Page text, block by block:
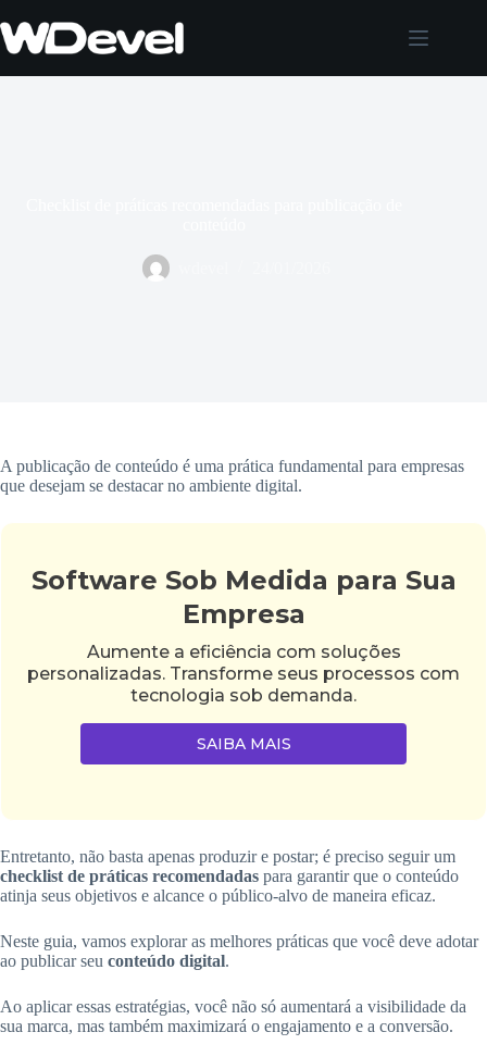
para
o
A publicação de conteúdo é uma prática fundamental para empresas
que desejam se destacar no ambiente digital.
Software Sob Medida para Sua
Empresa
Aumente a eficiência com soluções
personalizadas. Transforme seus processos com
tecnologia sob demanda.
SAIBA MAIS
Entretanto, não basta apenas produzir e postar; é preciso seguir um
checklist de práticas recomendadas para garantir que o conteúdo
atinja seus objetivos e alcance o público-alvo de maneira eficaz.
Neste guia, vamos explorar as melhores práticas que você deve adotar
ao publicar seu conteúdo digital.
Ao aplicar essas estratégias, você não só aumentará a visibilidade da
sua marca, mas também maximizará o engajamento e a conversão.